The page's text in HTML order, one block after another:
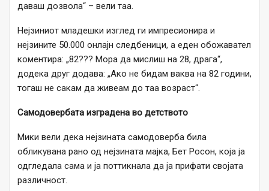
даваш дозвола“ – вели таа.
Нејзиниот младешки изглед ги импресионира и
нејзините 50.000 онлајн следбеници, а еден обожавател
коментира: „82??? Мора да мислиш на 28, драга“,
додека друг додава: „Ако не бидам ваква на 82 години,
тогаш не сакам да живеам до таа возраст“.
Самодовербата изградена во детството
Мики вели дека нејзината самодоверба била
обликувана рано од нејзината мајка, Бет Росон, која ја
одгледала сама и ја поттикнала да ја прифати својата
различност.